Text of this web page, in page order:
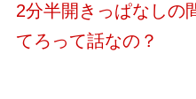
2分半開きっぱなしの
てろって話なの？